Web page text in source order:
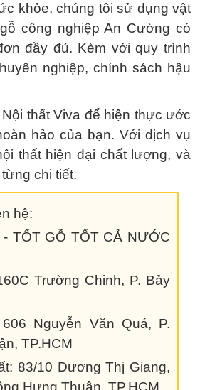
khỏe, chúng tôi sử dụng vật
công nghiệp An Cường có
đầy đủ. Kèm với quy trình
nghiệp, chính sách hậu
thất Viva để hiện thực ước
hảo của bạn. Với dịch vụ
thất hiện đại chất lượng, và
chi tiết.
hệ:
- TỐT GỖ TỐT CẢ NƯỚC
Trường Chinh, P. Bảy
Nguyễn Văn Quá, P.
TP.HCM
83/10 Dương Thị Giang,
Hưng Thuận, TP.HCM